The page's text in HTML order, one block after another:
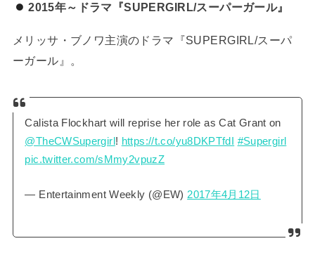
2015年～ドラマ『SUPERGIRL/スーパーガール』
メリッサ・ブノワ主演のドラマ『SUPERGIRL/スーパ
ーガール』。
Calista Flockhart will reprise her role as Cat Grant on
@TheCWSupergirl ! https://t.co/yu8DKPTfdI
#Supergirl
pic.twitter.com/sMmy2vpuzZ
— Entertainment Weekly (@EW) 2017年4月12日